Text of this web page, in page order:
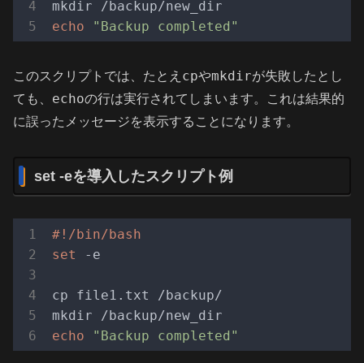
echo
"Backup completed"
このスクリプトでは、たとえ cpやmkdirが失敗したとし
ても、 echoの行は実行されてしまいます。これは結果的
に誤ったメッセージを表示することになります。
set -eを導入したスクリプト例
#!/bin/bash
set
-e
cp file1.txt /backup/
echo
"Backup completed"